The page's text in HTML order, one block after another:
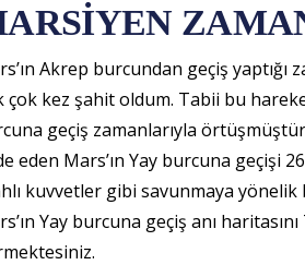
Akrep burcundan geçiş
çok kez şahit oldum. Tabii bu
geçiş zamanlarıyla
eden Mars’ın Yay burcuna geçişi
kuvvetler gibi savunmaya yönelik
Yay burcuna geçiş anı